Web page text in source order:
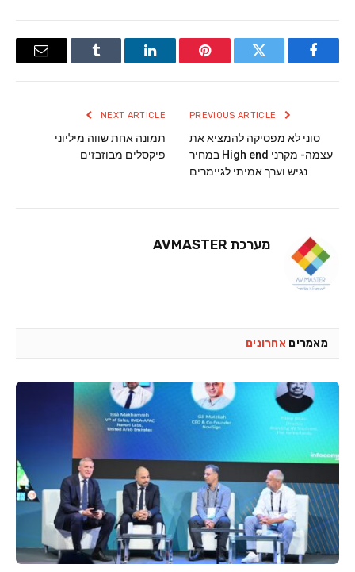
Facebook
Twitter
Pinterest
LinkedIn
Tumblr
Email
סוני לא מפסיקה להמציא את
עצמה- מקרני High end במחיר
נגיש וערך אמיתי לגיימרים
NEXT ARTICLE
תמונה אחת שווה מיליוני
פיקסלים מבוזבזים
מערכת AVMASTER
מאמרים אחרונים